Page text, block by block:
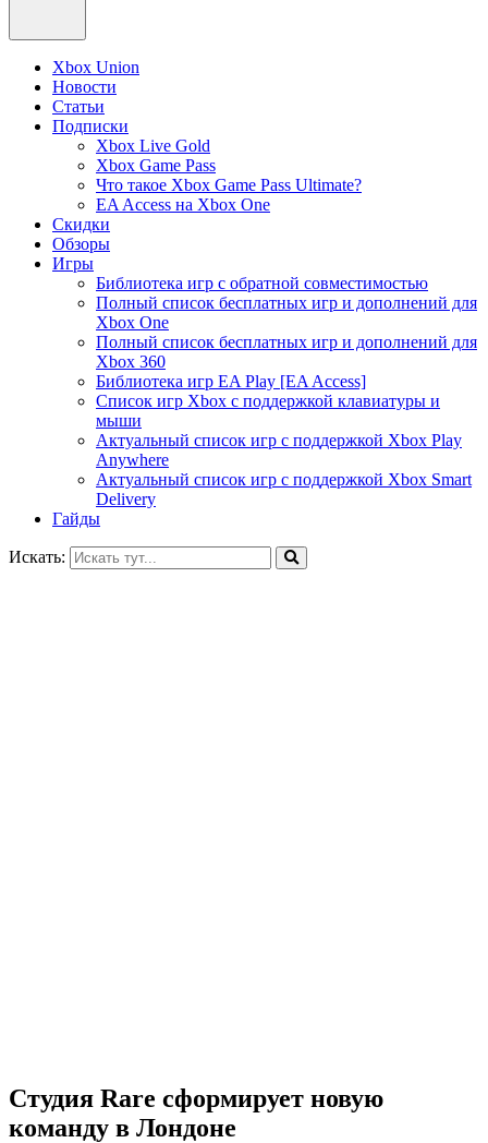
Xbox Union
Новости
Статьи
Подписки
Xbox Live Gold
Xbox Game Pass
Что такое Xbox Game Pass Ultimate?
EA Access на Xbox One
Скидки
Обзоры
Игры
Библиотека игр с обратной совместимостью
Полный список бесплатных игр и дополнений для
Xbox One
Полный список бесплатных игр и дополнений для
Xbox 360
Библиотека игр EA Play [EA Access]
Список игр Xbox c поддержкой клавиатуры и
мыши
Актуальный список игр с поддержкой Xbox Play
Anywhere
Актуальный список игр с поддержкой Xbox Smart
Delivery
Гайды
Искать:
Студия Rare сформирует новую
команду в Лондоне